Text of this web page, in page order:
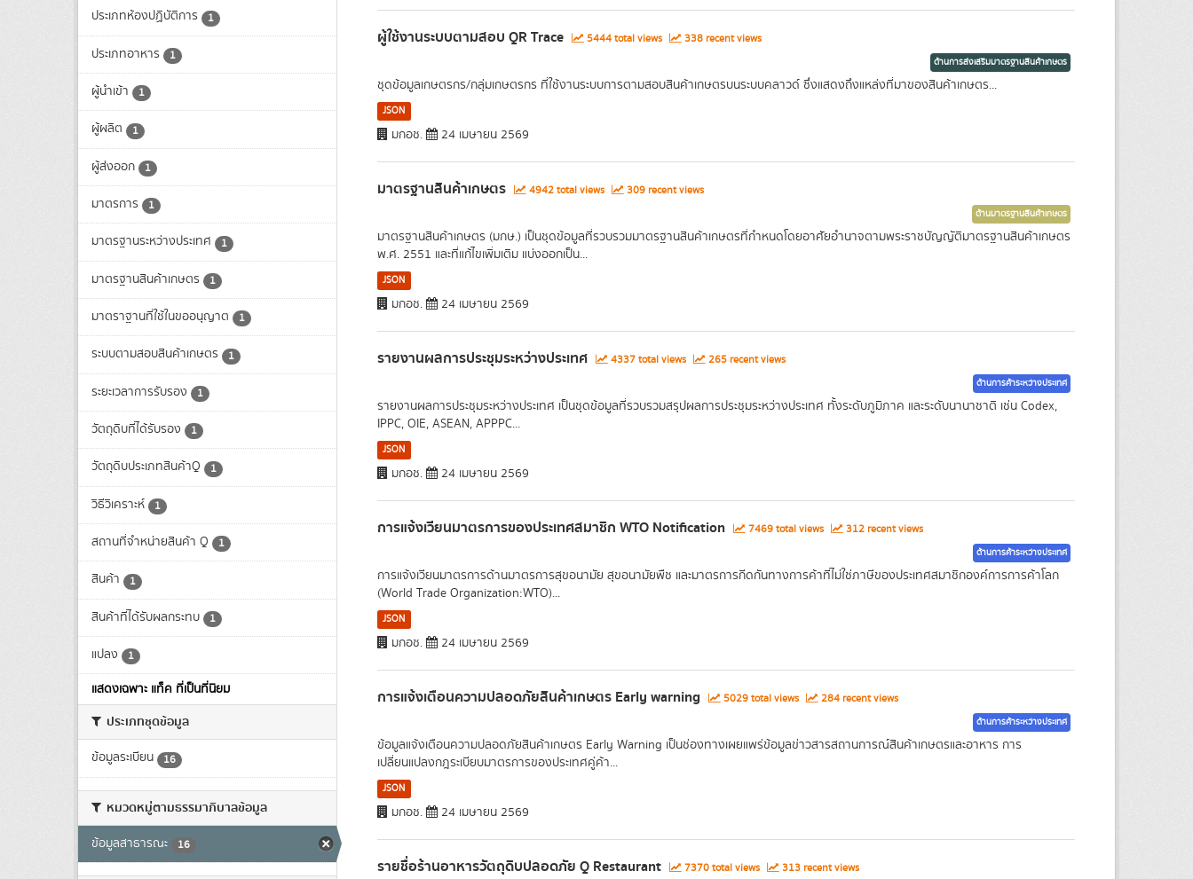
ประเภทห้องปฏิบัติการ 1
ประเภทอาหาร 1
ผู้นำเข้า 1
ผู้ผลิต 1
ผู้ส่งออก 1
มาตรการ 1
มาตรฐานระหว่างประเทศ 1
มาตรฐานสินค้าเกษตร 1
มาตราฐานที่ใช้ในขออนุญาต 1
ระบบตามสอบสินค้าเกษตร 1
ระยะเวลาการรับรอง 1
วัตถุดิบที่ได้รับรอง 1
วัตถุดิบประเภทสินค้าQ 1
วิธีวิเคราะห์ 1
สถานที่จำหน่ายสินค้า Q 1
สินค้า 1
สินค้าที่ได้รับผลกระทบ 1
แปลง 1
แสดงเฉพาะ แท็ค ที่เป็นที่นิยม
ประเภทชุดข้อมูล
ข้อมูลระเบียน 16
หมวดหมู่ตามธรรมาภิบาลข้อมูล
ข้อมูลสาธารณะ 16
ผู้ใช้งานระบบตามสอบ QR Trace 5444 total views 338 recent views
ด้านการส่งเสริมมาตรฐานสินค้าเกษตร
ชุดข้อมูลเกษตรกร/กลุ่มเกษตรกร ที่ใช้งานระบบการตามสอบสินค้าเกษตรบนระบบคลาวด์ ซึ่งแสดงถึงแหล่งที่มาของสินค้าเกษตร...
JSON
มกอช. 24 เมษายน 2569
มาตรฐานสินค้าเกษตร 4942 total views 309 recent views
ด้านมาตรฐานสินค้าเกษตร
มาตรฐานสินค้าเกษตร (มกษ.) เป็นชุดข้อมูลที่รวบรวมมาตรฐานสินค้าเกษตรที่กำหนดโดยอาศัยอำนาจตามพระราชบัญญัติมาตรฐานสินค้าเกษตร
พ.ศ. 2551 และที่แก้ไขเพิ่มเติม แบ่งออกเป็น...
JSON
มกอช. 24 เมษายน 2569
รายงานผลการประชุมระหว่างประเทศ 4337 total views 265 recent views
ด้านการค้าระหว่างประเทศ
รายงานผลการประชุมระหว่างประเทศ เป็นชุดข้อมูลที่รวบรวมสรุปผลการประชุมระหว่างประเทศ ทั้งระดับภูมิภาค และระดับนานาชาติ เช่น Codex,
IPPC, OIE, ASEAN, APPPC...
JSON
มกอช. 24 เมษายน 2569
การแจ้งเวียนมาตรการของประเทศสมาชิก WTO Notification 7469 total views 312 recent views
ด้านการค้าระหว่างประเทศ
การแจ้งเวียนมาตรการด้านมาตรการสุขอนามัย สุขอนามัยพืช และมาตรการกีดกันทางการค้าที่ไม่ใช่ภาษีของประเทศสมาชิกองค์การการค้าโลก
(World Trade Organization:WTO)...
JSON
มกอช. 24 เมษายน 2569
การแจ้งเตือนความปลอดภัยสินค้าเกษตร Early warning 5029 total views 284 recent views
ด้านการค้าระหว่างประเทศ
ข้อมูลแจ้งเตือนความปลอดภัยสินค้าเกษตร Early Warning เป็นช่องทางเผยแพร่ข้อมูลข่าวสารสถานการณ์สินค้าเกษตรและอาหาร การ
เปลี่ยนแปลงกฎระเบียบมาตรการของประเทศคู่ค้า...
JSON
มกอช. 24 เมษายน 2569
รายชื่อร้านอาหารวัตถุดิบปลอดภัย Q Restaurant 7370 total views 313 recent views